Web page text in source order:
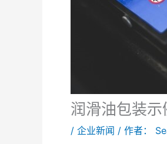
润滑油包装
/ 企业新闻 / 作者：